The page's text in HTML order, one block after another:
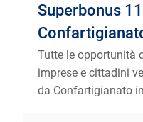
Superbonus
Tutte le opportunità
imprese e cittadini
da Confartigianato